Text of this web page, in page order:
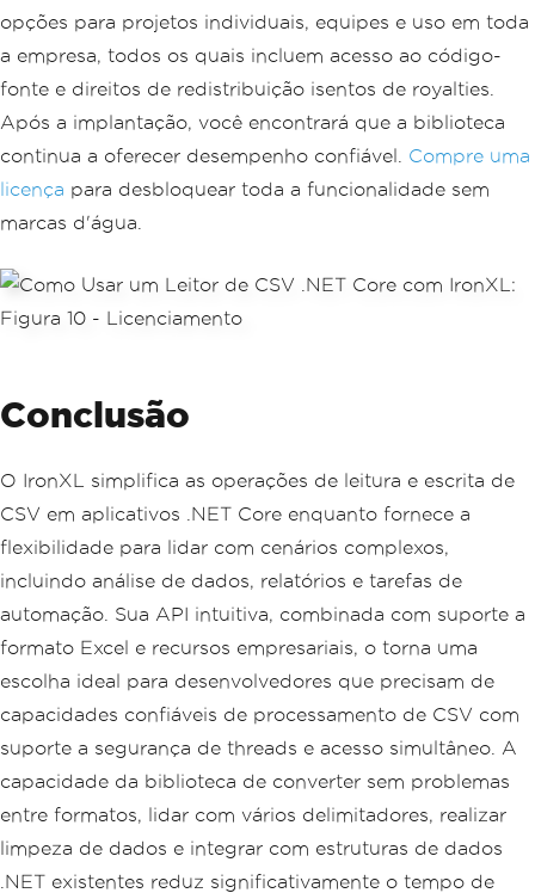
opções para projetos individuais, equipes e uso em toda
a empresa, todos os quais incluem acesso ao código-
fonte e direitos de redistribuição isentos de royalties.
Após a implantação, você encontrará que a biblioteca
continua a oferecer desempenho confiável. Compre uma
licença para desbloquear toda a funcionalidade sem
marcas d'água.
Conclusão
O IronXL simplifica as operações de leitura e escrita de
CSV em aplicativos .NET Core enquanto fornece a
flexibilidade para lidar com cenários complexos,
incluindo análise de dados, relatórios e tarefas de
automação. Sua API intuitiva, combinada com suporte a
formato Excel e recursos empresariais, o torna uma
escolha ideal para desenvolvedores que precisam de
capacidades confiáveis de processamento de CSV com
suporte a segurança de threads e acesso simultâneo. A
capacidade da biblioteca de converter sem problemas
entre formatos, lidar com vários delimitadores, realizar
limpeza de dados e integrar com estruturas de dados
.NET existentes reduz significativamente o tempo de